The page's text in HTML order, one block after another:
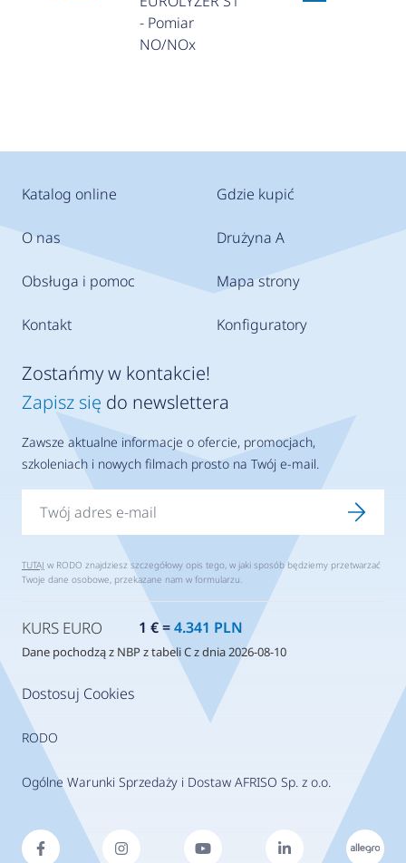
- Pomiar
NO/NOx
Katalog online
O nas
Obsługa i pomoc
Kontakt
Gdzie kupić
Drużyna A
Mapa strony
Konfiguratory
Dostosuj Cookies
RODO
Ogólne Warunki Sprzedaży i Dostaw AFRISO Sp. z o.o.
Zostańmy w kontakcie!
Zapisz się do newslettera
Zawsze aktualne informacje o ofercie, promocjach,
szkoleniach i nowych filmach prosto na Twój e-mail.
TUTAJ w RODO znajdziesz szczegółowy opis tego, w jaki sposób będziemy przetwarzać
Twoje dane osobowe, przekazane nam w formularzu.
KURS EURO 1 € =4.341 PLN
Dane pochodzą z NBP z tabeli C z dnia 2026-08-10